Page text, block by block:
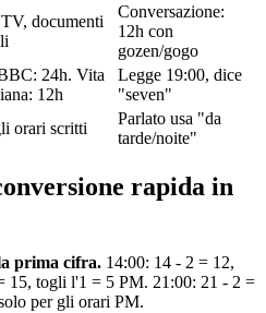
documenti
Conversazione:
12h con
gozen/gogo
24h. Vita
12h
Legge 19:00, dice
"seven"
orari scritti
Parlato usa "da
tarde/noite"
rapida in
prima cifra. 14:00: 14 - 2 = 12,
15, togli l'1 = 5 PM. 21:00: 21 - 2 =
per gli orari PM.